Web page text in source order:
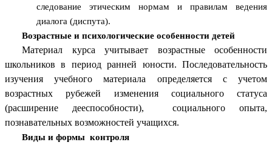
следование этическим нормам и правилам ведения
диалога (диспута).
Возрастные и психологические особенности детей
Материал курса учитывает возрастные особенности
школьников в период ранней юности. Последовательность
изучения учебного материала определяется с учетом
возрастных рубежей изменения социального статуса
(расширение дееспособности), социального опыта,
познавательных возможностей учащихся.
Виды и формы контроля